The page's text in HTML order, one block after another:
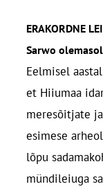
ERAKORDNE
Sarwo
Eelmisel
et Hiiumaa
meresõitjate
esimese
lõpu
mündileiuga